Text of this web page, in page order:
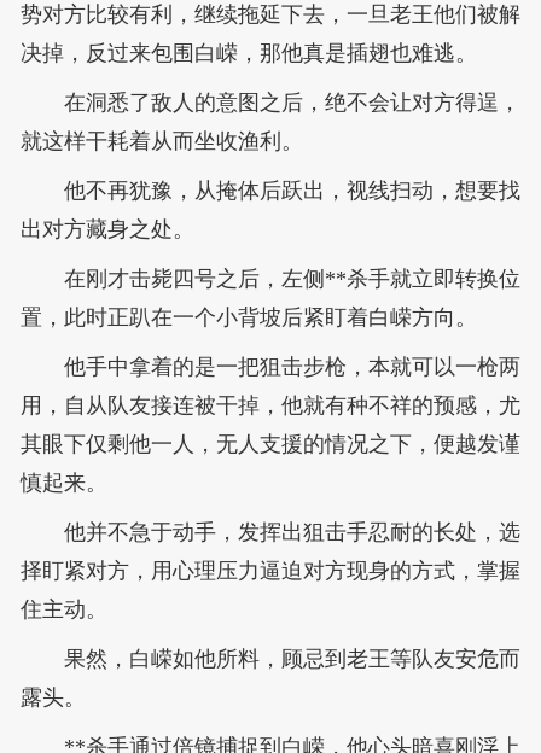
势对方比较有利，继续拖延下去，一旦老王他们被解
决掉，反过来包围白嵘，那他真是插翅也难逃。
在洞悉了敌人的意图之后，绝不会让对方得逞，
就这样干耗着从而坐收渔利。
他不再犹豫，从掩体后跃出，视线扫动，想要找
出对方藏身之处。
在刚才击毙四号之后，左侧**杀手就立即转换位
置，此时正趴在一个小背坡后紧盯着白嵘方向。
他手中拿着的是一把狙击步枪，本就可以一枪两
用，自从队友接连被干掉，他就有种不祥的预感，尤
其眼下仅剩他一人，无人支援的情况之下，便越发谨
慎起来。
他并不急于动手，发挥出狙击手忍耐的长处，选
择盯紧对方，用心理压力逼迫对方现身的方式，掌握
住主动。
果然，白嵘如他所料，顾忌到老王等队友安危而
露头。
**杀手通过倍镜捕捉到白嵘，他心头暗喜刚浮上